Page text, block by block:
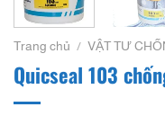
Trang chủ / VẬT TƯ
Quicseal 103